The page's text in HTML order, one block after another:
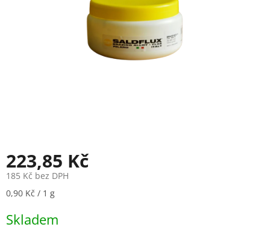
223,85 Kč
185 Kč bez DPH
Měrná
0,90 Kč / 1 g
Skladem